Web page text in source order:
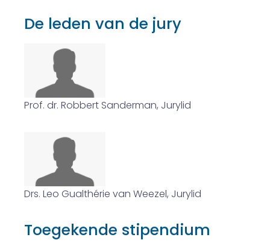
De leden van de jury
Prof. dr. Robbert Sanderman, Jurylid
Drs. Leo Gualthérie van Weezel, Jurylid
Toegekende stipendium